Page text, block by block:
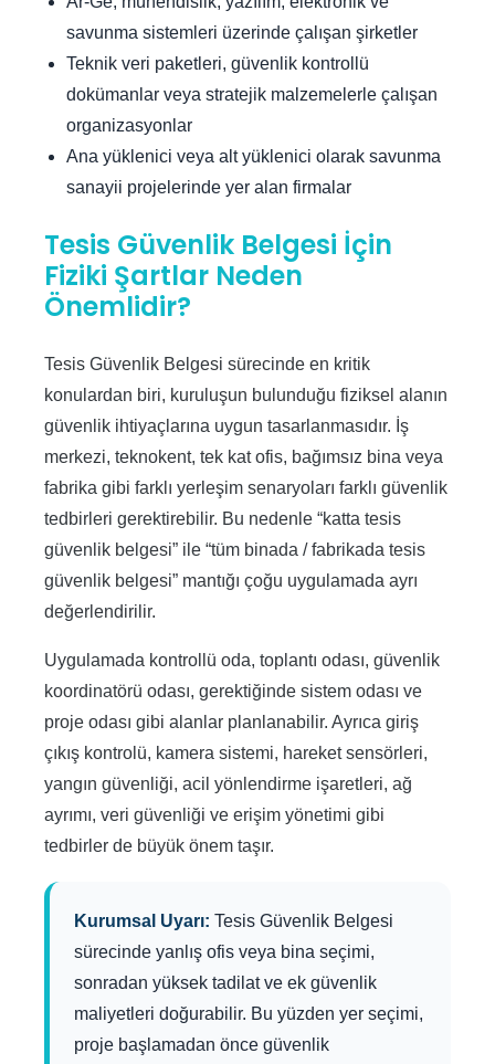
savunma sistemleri üzerinde çalışan şirketler
Teknik veri paketleri, güvenlik kontrollü
dokümanlar veya stratejik malzemelerle çalışan
organizasyonlar
Ana yüklenici veya alt yüklenici olarak savunma
sanayii projelerinde yer alan firmalar
Tesis Güvenlik Belgesi İçin
Fiziki Şartlar Neden
Önemlidir?
Tesis Güvenlik Belgesi sürecinde en kritik
konulardan biri, kuruluşun bulunduğu fiziksel alanın
güvenlik ihtiyaçlarına uygun tasarlanmasıdır. İş
merkezi, teknokent, tek kat ofis, bağımsız bina veya
fabrika gibi farklı yerleşim senaryoları farklı güvenlik
tedbirleri gerektirebilir. Bu nedenle “katta tesis
güvenlik belgesi” ile “tüm binada / fabrikada tesis
güvenlik belgesi” mantığı çoğu uygulamada ayrı
değerlendirilir.
Uygulamada kontrollü oda, toplantı odası, güvenlik
koordinatörü odası, gerektiğinde sistem odası ve
proje odası gibi alanlar planlanabilir. Ayrıca giriş
çıkış kontrolü, kamera sistemi, hareket sensörleri,
yangın güvenliği, acil yönlendirme işaretleri, ağ
ayrımı, veri güvenliği ve erişim yönetimi gibi
tedbirler de büyük önem taşır.
Kurumsal Uyarı: Tesis Güvenlik Belgesi
sürecinde yanlış ofis veya bina seçimi,
sonradan yüksek tadilat ve ek güvenlik
maliyetleri doğurabilir. Bu yüzden yer seçimi,
proje başlamadan önce güvenlik